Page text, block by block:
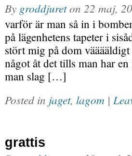
By groddjureton 22 maj,
varför är man så in i
på lägenhetens tapeter i
stört mig på dom
något åt det tills man har
man slag […]
Posted in jaget, lagom |
grattis